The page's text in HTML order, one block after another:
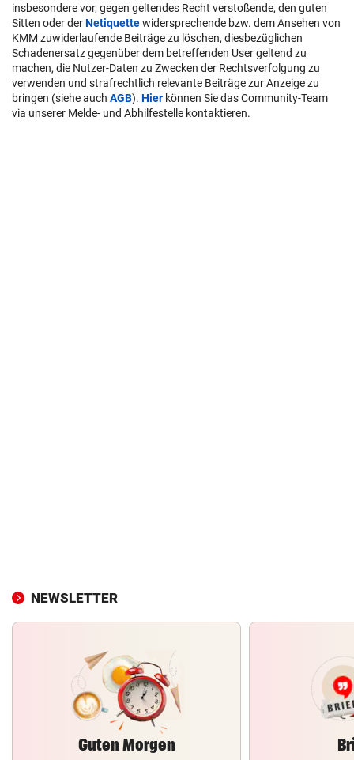
insbesondere vor, gegen geltendes Recht verstoßende, den guten
Sitten oder derNetiquettewidersprechende bzw. dem Ansehen von
KMM zuwiderlaufende Beiträge zu löschen, diesbezüglichen
Schadenersatz gegenüber dem betreffenden User geltend zu
machen, die Nutzer-Daten zu Zwecken der Rechtsverfolgung zu
verwenden und strafrechtlich relevante Beiträge zur Anzeige zu
bringen (siehe auch AGB). Hier können Sie das Community-Team
via unserer Melde- und Abhilfestelle kontaktieren.
NEWSLETTER
Guten Morgen